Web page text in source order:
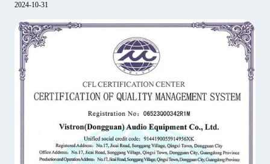
2024-10-31